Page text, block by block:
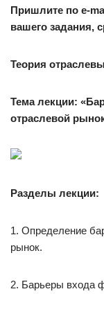
Пришлите по e-
вашего задания,
Теория
Тема лекции:
отраслевой
Разделы лекции:
1. Определение
рынок.
2. Барьеры входа